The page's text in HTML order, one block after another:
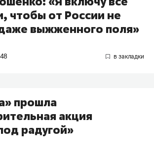
чтобы от России не
выжженного поля»
48
прошла
акция
радугой»